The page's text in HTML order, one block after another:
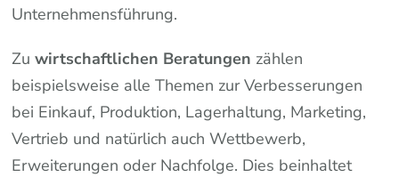
Unternehmensführung.
Zuwirtschaftlichen Beratungen zählen
beispielsweise alle Themen zur Verbesserungen
bei Einkauf, Produktion, Lagerhaltung, Marketing,
Vertrieb und natürlich auch Wettbewerb,
Erweiterungen oder Nachfolge. Dies beinhaltet